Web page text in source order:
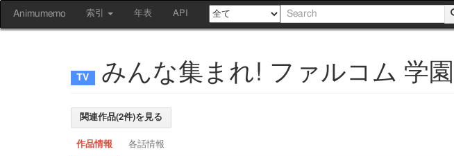
Animumemo 索引 年表 API
みんな集まれ! ファルコム 学
関連作品(2件)を見る
作品情報 各話情報